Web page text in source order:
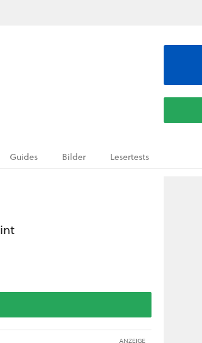
Guides Bilder Lesertests
ANZEIGE